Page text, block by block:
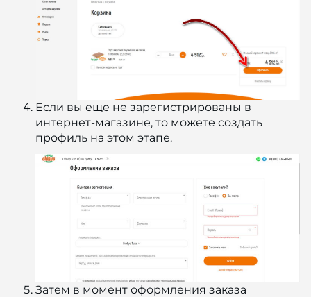
Если вы еще не зарегистрированы в
интернет-магазине, то можете создать
профиль на этом этапе.
Затем в момент оформления заказа